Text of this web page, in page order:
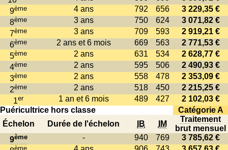
9ème 4 ans 792 656
3 229,35 €
8ème 3 ans 750 624
3 071,82 €
7ème 3 ans 709 593
2 919,21 €
6ème 2 ans et 6 mois 669 563
2 771,53 €
5ème 2 ans 631 534
2 628,77 €
4ème 2 ans 595 506
2 490,93 €
3ème 2 ans 558 478
2 353,09 €
2ème 2 ans 518 450
2 215,25 €
1er 1 an et 6 mois 489 427
2 102,03 €
Puéricultrice hors classe
Catégorie A
Échelon
Durée de l'échelon IB IM
Traitement
brut mensuel
9ème - 940 769
3 785,62 €
ème